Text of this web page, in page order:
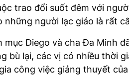
trao đổi suốt đêm với
những người lạc giáo là rất
mục Diego và cha Đa Minh
bù lại, các vị có nhiều thời
công việc giảng thuyết